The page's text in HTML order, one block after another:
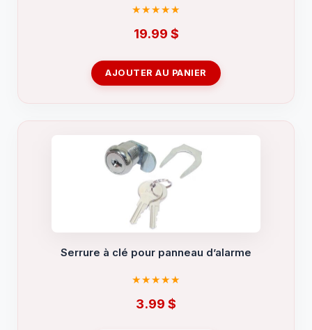
19.99 $
AJOUTER AU PANIER
Serrure à clé pour panneau d’alarme
3.99 $